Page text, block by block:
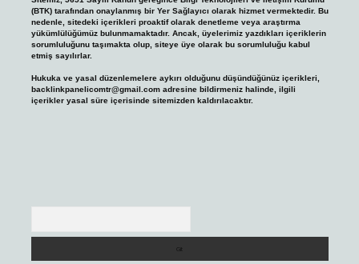
(BTK) tarafından onaylanmış bir Yer Sağlayıcı olarak hizmet vermektedir. Bu
nedenle, sitedeki içerikleri proaktif olarak denetleme veya araştırma
yükümlülüğümüz bulunmamaktadır. Ancak, üyelerimiz yazdıkları içeriklerin
sorumluluğunu taşımakta olup, siteye üye olarak bu sorumluluğu kabul
etmiş sayılırlar.
Hukuka ve yasal düzenlemelere aykırı olduğunu düşündüğünüz içerikleri,
backlinkpanelicomtr@gmail.comadresine bildirmeniz halinde, ilgili
içerikler yasal süre içerisinde sitemizden kaldırılacaktır.